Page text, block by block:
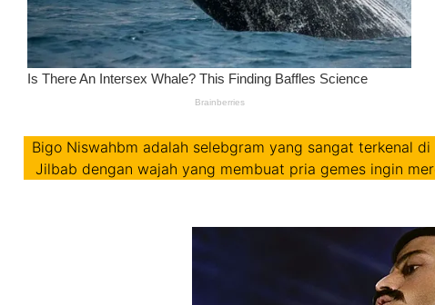
Bigo Niswahbm adalah selebgram yang sangat terkenal
Jilbab dengan wajah yang membuat pria gemes ingin